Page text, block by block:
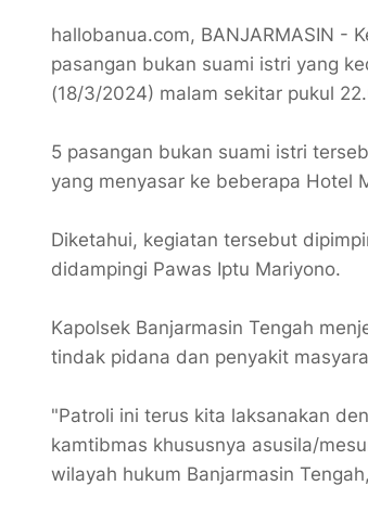
hallobanua.com, BANJARMASIN -
pasangan bukan suami istri yang
(18/3/2024) malam sekitar pukul
5 pasangan bukan suami istri
yang menyasar ke beberapa Hotel
Diketahui, kegiatan tersebut
didampingi Pawas Iptu Mariyono.
Kapolsek Banjarmasin Tengah
tindak pidana dan penyakit
"Patroli ini terus kita laksanakan
kamtibmas khususnya asusila/
wilayah hukum Banjarmasin